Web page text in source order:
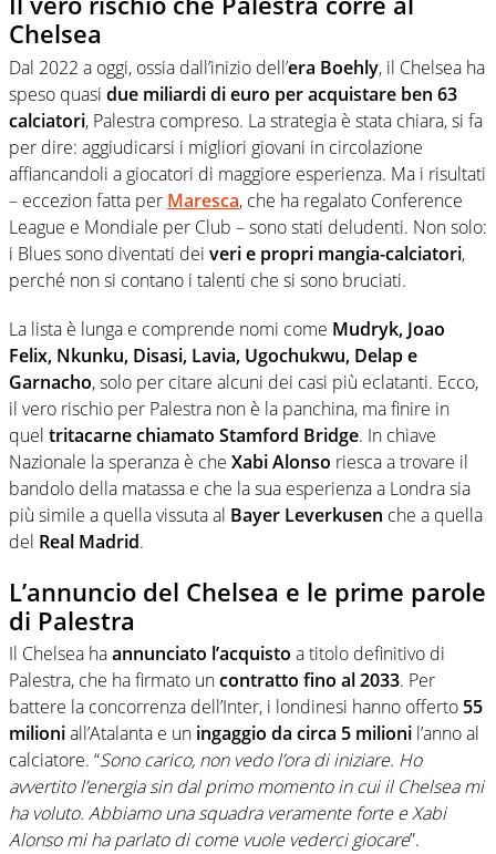
Chelsea
Dal 2022 a oggi, ossia dall’inizio dell’era Boehly, il Chelsea ha
speso quasi due miliardi di euro per acquistare ben 63
calciatori, Palestra compreso. La strategia è stata chiara, si fa
per dire: aggiudicarsi i migliori giovani in circolazione
affiancandoli a giocatori di maggiore esperienza. Ma i risultati
– eccezion fatta per Maresca, che ha regalato Conference
League e Mondiale per Club – sono stati deludenti. Non solo:
i Blues sono diventati dei veri e propri mangia-calciatori,
perché non si contano i talenti che si sono bruciati.
La lista è lunga e comprende nomi come Mudryk, Joao
Felix, Nkunku, Disasi, Lavia, Ugochukwu, Delap e
Garnacho, solo per citare alcuni dei casi più eclatanti. Ecco,
il vero rischio per Palestra non è la panchina, ma finire in
quel tritacarne chiamato Stamford Bridge. In chiave
Nazionale la speranza è che Xabi Alonso riesca a trovare il
bandolo della matassa e che la sua esperienza a Londra sia
più simile a quella vissuta al Bayer Leverkusen che a quella
del Real Madrid.
L’annuncio del Chelsea e le prime parole
di Palestra
Il Chelsea haannunciato l’acquisto a titolo definitivo di
Palestra, che ha firmato uncontratto fino al 2033. Per
battere la concorrenza dell’Inter, i londinesi hanno offerto 55
milioniall’Atalanta e un ingaggio da circa 5 milioni l’anno al
calciatore. “Sono carico, non vedo l’ora di iniziare. Ho
avvertito l’energia sin dal primo momento in cui il Chelsea mi
ha voluto. Abbiamo una squadra veramente forte e Xabi
Alonso mi ha parlato di come vuole vederci giocare”.